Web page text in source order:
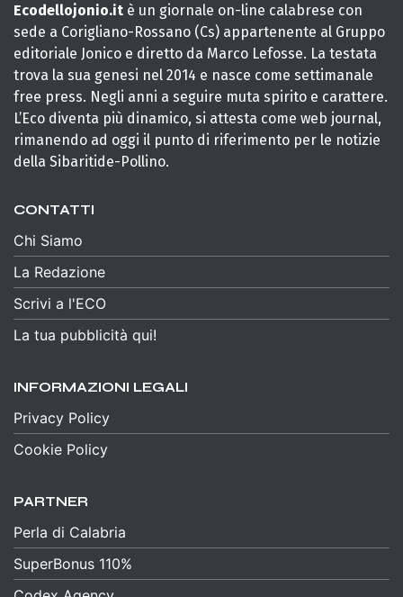
Ecodellojonio.it è un giornale on-line calabrese con
sede a Corigliano-Rossano (Cs) appartenente al Gruppo
editoriale Jonico e diretto da Marco Lefosse. La testata
trova la sua genesi nel 2014 e nasce come settimanale
free press. Negli anni a seguire muta spirito e carattere.
L’Eco diventa più dinamico, si attesta come web journal,
rimanendo ad oggi il punto di riferimento per le notizie
della Sibaritide-Pollino.
CONTATTI
Chi Siamo
La Redazione
Scrivi a l'ECO
La tua pubblicità qui!
INFORMAZIONI LEGALI
Privacy Policy
Cookie Policy
PARTNER
Perla di Calabria
SuperBonus 110%